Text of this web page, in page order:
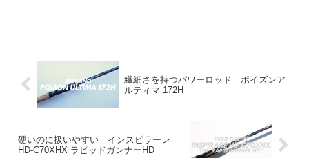
繊細さを持つパワーロッド ポイズンア
ルティマ 172H
硬いのに扱いやすい インスピラーレ
HD-C70XHX ラピッドガンナーHD